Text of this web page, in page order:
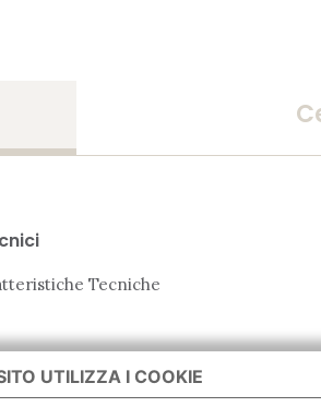
Tecniche
UTILIZZA I COOKIE